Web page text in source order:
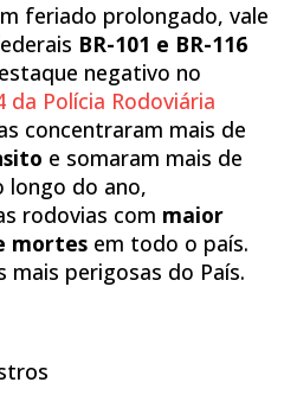
feriado prolongado, vale
BR-101 e BR-116
negativo no
Polícia Rodoviária
concentraram mais de
e somaram mais de
longo do ano,
rodovias com maior
mortes em todo o país.
mais perigosas do País.